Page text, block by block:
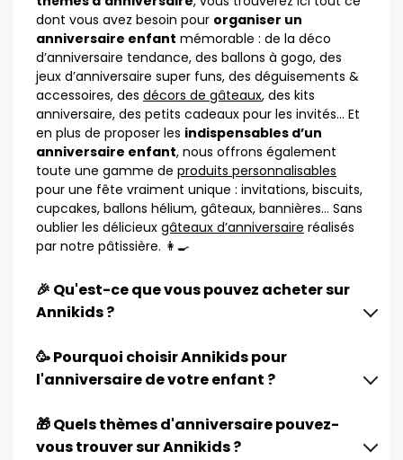
dont vous avez besoin pour organiser un
anniversaire enfant mémorable : de la déco
d’anniversaire tendance, des ballons à gogo, des
jeux d’anniversaire super funs, des déguisements &
accessoires, des décors de gâteaux, des kits
anniversaire, des petits cadeaux pour les invités… Et
en plus de proposer les indispensables d’un
anniversaire enfant, nous offrons également
toute une gamme de produits personnalisables
pour une fête vraiment unique : invitations, biscuits,
cupcakes, ballons hélium, gâteaux, bannières… Sans
oublier les délicieux gâteaux d’anniversaire réalisés
par notre pâtissière. 👩‍🍳
🎉 Qu'est-ce que vous pouvez acheter sur
Annikids ?
🥳 Pourquoi choisir Annikids pour
l'anniversaire de votre enfant ?
🎁 Quels thèmes d'anniversaire pouvez-
vous trouver sur Annikids ?